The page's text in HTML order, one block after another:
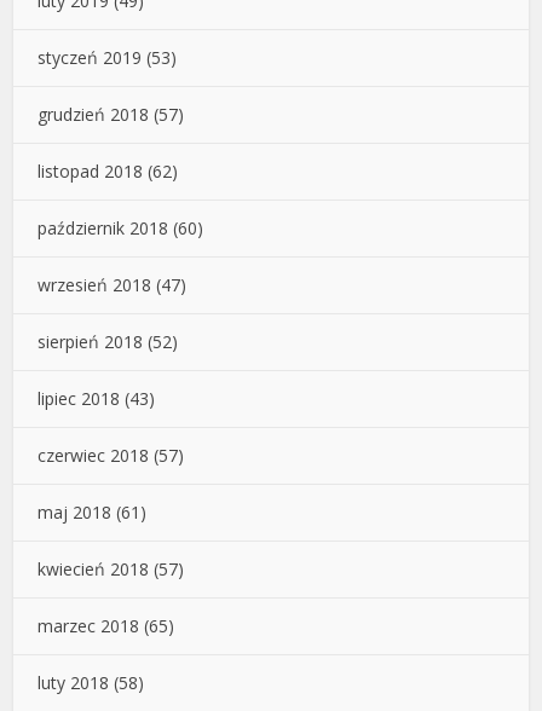
styczeń 2019 (53)
grudzień 2018 (57)
listopad 2018 (62)
październik 2018 (60)
wrzesień 2018 (47)
sierpień 2018 (52)
lipiec 2018 (43)
czerwiec 2018 (57)
maj 2018 (61)
kwiecień 2018 (57)
marzec 2018 (65)
luty 2018 (58)